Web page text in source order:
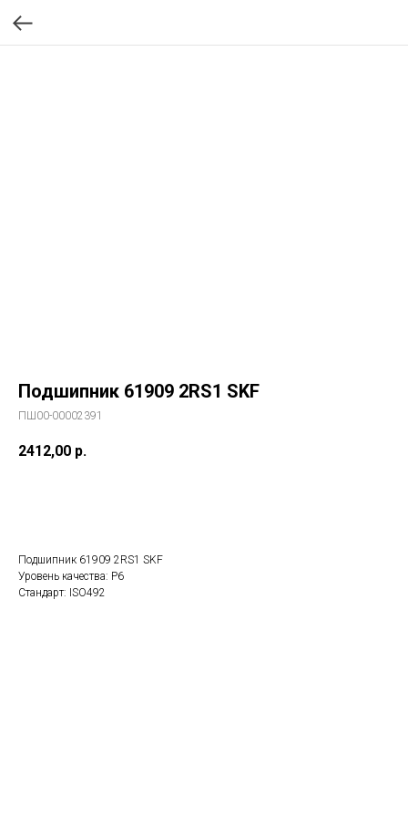
Подшипник 61909 2RS1 SKF
ПШ00-00002391
2412,00 р.
Подшипник 61909 2RS1 SKF
Уровень качества: P6
Стандарт: ISO492